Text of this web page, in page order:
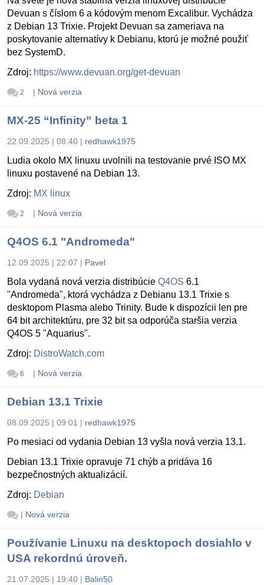
Devuan s číslom 6 a kódovým menom Excalibur. Vychádza
z Debian 13 Trixie. Projekt Devuan sa zameriava na
poskytovanie alternatívy k Debianu, ktorú je možné použiť
bez SystemD.
Zdroj: https://www.devuan.org/get-devuan
2 | Nová verzia
MX-25 “Infinity” beta 1
22.09.2025 | 08:40 | redhawk1975
Ludia okolo MX linuxu uvolnili na testovanie prvé ISO MX
linuxu postavené na Debian 13.
Zdroj: MX linux
2 | Nová verzia
Q4OS 6.1 "Andromeda"
12.09.2025 | 22:07 | Pavel
Bola vydaná nová verzia distribúcie Q4OS 6.1
"Andromeda", ktorá vychádza z Debianu 13.1 Trixie s
desktopom Plasma alebo Trinity. Bude k dispozícii len pre
64 bit architektúru, pre 32 bit sa odporúča staršia verzia
Q4OS 5 "Aquarius".
Zdroj: DistroWatch.com
6 | Nová verzia
Debian 13.1 Trixie
08.09.2025 | 09:01 | redhawk1975
Po mesiaci od vydania Debian 13 vyšla nová verzia 13.1.
Debian 13.1 Trixie opravuje 71 chýb a pridáva 16
bezpečnostných aktualizácií.
Zdroj: Debian
| Nová verzia
Používanie Linuxu na desktopoch dosiahlo v
USA rekordnú úroveň.
21.07.2025 | 19:40 | Balin50